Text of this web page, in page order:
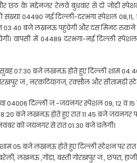
छठ के मद्देनजर रेलवे बुधवार से दो जोड़ी
संख्या 04490 नई दिल्ली-दरभंगा स्पेशल
03:40 बजे लखनऊ पहुंचेगी और दस मिनट रुकने
वापसी में 04489 दरभंगा-नई दिल्ली
07:30 बजे लखनऊ होते हुए दिल्ली शाम 04:40
जं., नरकटियागंज, रक्सौल और सीतामढ़ी
04006 दिल्ली जं.-जयनगर स्पेशल 09, 12 व 15
बजे लखनऊ होते हुए रात 11:45 बजे जयनगर
नवंबर को जयनगर से रात 01:30 बजे चलेगी।
05 बजे लखनऊ होते हुए दिल्ली स्टेशन पर रात
बरेली, लखनऊ ,गोंडा, बस्ती गोरखपुर जं., छपरा,